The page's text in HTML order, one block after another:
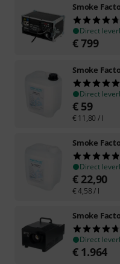
Smoke
Direct
€799
Smoke
Direct
€ 59
€ 11,80 / l
Smoke
Direct
€ 22,90
€ 4,58/ l
Smoke
Direct
€ 1.964